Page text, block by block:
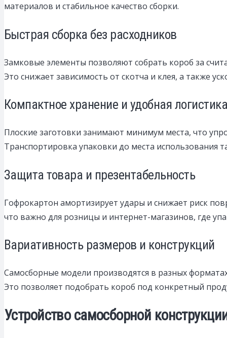
материалов и стабильное качество сборки.
Быстрая сборка без расходников
Замковые элементы позволяют собрать короб за
Это снижает зависимость от скотча и клея, а также
Компактное хранение и удобная
Плоские заготовки занимают минимум места, что
Транспортировка упаковки до места использования
Защита товара и презентабельность
Гофрокартон амортизирует удары и снижает риск
что важно для розницы и интернет-магазинов, где
Вариативность размеров и конструкций
Самосборные модели производятся в разных
Это позволяет подобрать короб под конкретный
Устройство самосборной